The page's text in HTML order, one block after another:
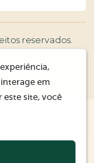
reservados.
em
este site, você